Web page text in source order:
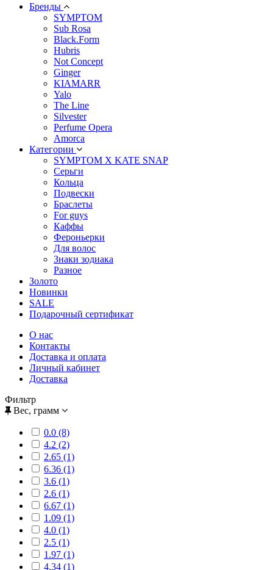
Бренды
SYMPTOM
Sub Rosa
Black.Form
Hubris
Not Concept
Ginger
KIAMARR
Yalo
The Line
Silvester
Perfume Opera
Amorca
Категории
SYMPTOM X KATE SNAP
Серьги
Кольца
Подвески
Браслеты
For guys
Каффы
Фероньерки
Для волос
Знаки зодиака
Разное
Золото
Новинки
SALE
Подарочный сертификат
О нас
Контакты
Доставка и оплата
Личный кабинет
Доставка
Фильтр
Вес, грамм
0.0 (8)
4.2 (2)
2.65 (1)
6.36 (1)
3.6 (1)
2.6 (1)
6.67 (1)
1.09 (1)
4.0 (1)
2.5 (1)
1.97 (1)
4.34 (1)